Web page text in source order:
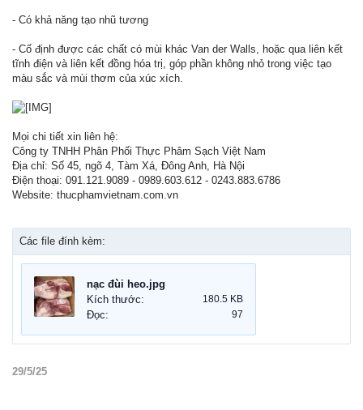
- Có khả năng tạo nhũ tương
- Cố định được các chất có mùi khác Van der Walls, hoặc qua liên kết
tĩnh điện và liên kết đồng hóa trị, góp phần không nhỏ trong việc tạo
màu sắc và mùi thơm của xúc xích.
Mọi chi tiết xin liên hệ:
Công ty TNHH Phân Phối Thực Phâm Sạch Việt Nam
Địa chỉ: Số 45, ngõ 4, Tàm Xá, Đông Anh, Hà Nội
Điện thoại: 091.121.9089 - 0989.603.612 - 0243.883.6786
Website: thucphamvietnam.com.vn
Các file đính kèm:
nạc đùi heo.jpg
Kích thước:
180.5 KB
Đọc: 97
29/5/25